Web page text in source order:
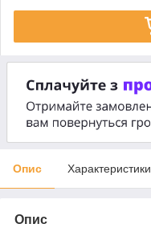
Опис Характеристики
Опис